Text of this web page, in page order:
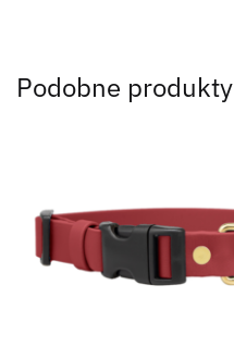
Podobne produkty